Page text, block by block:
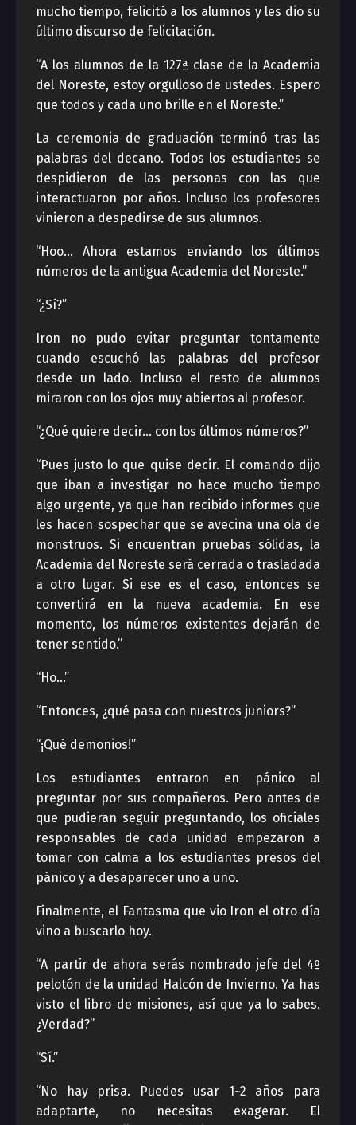
mucho tiempo, felicitó a los alumnos y les dio su
último discurso de felicitación.
“A los alumnos de la 127ª clase de la Academia
del Noreste, estoy orgulloso de ustedes. Espero
que todos y cada uno brille en el Noreste.”
La ceremonia de graduación terminó tras las
palabras del decano. Todos los estudiantes se
despidieron de las personas con las que
interactuaron por años. Incluso los profesores
vinieron a despedirse de sus alumnos.
“Hoo… Ahora estamos enviando los últimos
números de la antigua Academia del Noreste.”
“¿Sí?”
Iron no pudo evitar preguntar tontamente
cuando escuchó las palabras del profesor
desde un lado. Incluso el resto de alumnos
miraron con los ojos muy abiertos al profesor.
“¿Qué quiere decir… con los últimos números?”
“Pues justo lo que quise decir. El comando dijo
que iban a investigar no hace mucho tiempo
algo urgente, ya que han recibido informes que
les hacen sospechar que se avecina una ola de
monstruos. Si encuentran pruebas sólidas, la
Academia del Noreste será cerrada o trasladada
a otro lugar. Si ese es el caso, entonces se
convertirá en la nueva academia. En ese
momento, los números existentes dejarán de
tener sentido.”
“Ho…”
“Entonces, ¿qué pasa con nuestros juniors?”
“¡Qué demonios!”
Los estudiantes entraron en pánico al
preguntar por sus compañeros. Pero antes de
que pudieran seguir preguntando, los oficiales
responsables de cada unidad empezaron a
tomar con calma a los estudiantes presos del
pánico y a desaparecer uno a uno.
Finalmente, el Fantasma que vio Iron el otro día
vino a buscarlo hoy.
“A partir de ahora serás nombrado jefe del 4º
pelotón de la unidad Halcón de Invierno. Ya has
visto el libro de misiones, así que ya lo sabes.
¿Verdad?”
“Sí.”
“No hay prisa. Puedes usar 1~2 años para
adaptarte, no necesitas exagerar. El